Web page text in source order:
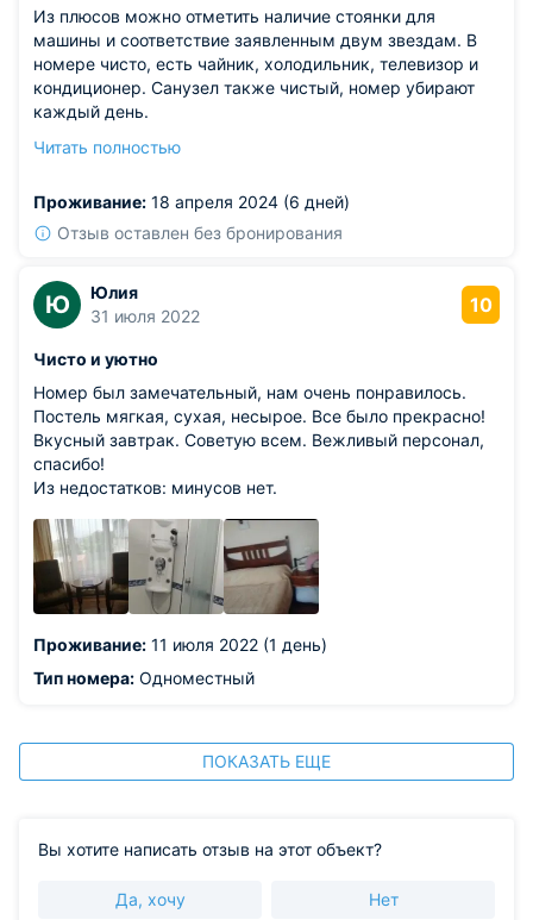
Из плюсов можно отметить наличие стоянки для
машины и соответствие заявленным двум звездам. В
номере чисто, есть чайник, холодильник, телевизор и
кондиционер. Санузел также чистый, номер убирают
каждый день.
вокруг промзона. Если нет машины, добираться не
также не особо приятно. В целом, отель неплохой, но с
некоторыми недостатками.
Читать полностью
Проживание: 18 апреля 2024 (6 дней)
Отзыв оставлен без бронирования
Ю
Юлия
31 июля 2022
10
Чисто и уютно
Номер был замечательный, нам очень понравилось.
Постель мягкая, сухая, несырое. Все было прекрасно!
Вкусный завтрак. Советую всем. Вежливый персонал,
спасибо!
Из недостатков: минусов нет.
Проживание: 11 июля 2022 (1 день)
Тип номера: Одноместный
ПОКАЗАТЬ ЕЩЕ
Вы хотите написать отзыв на этот объект?
Да, хочу Нет